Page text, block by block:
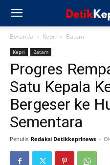
Beranda Kepri Batam
Kepri Batam
Progres
Satu Kepala
Bergeser ke
Sementara
Penulis Redaksi Detikkeprinews -